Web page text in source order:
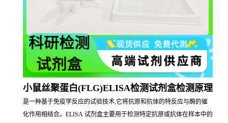
小鼠丝聚蛋白(FLG)ELISA检测试剂盒检测原理
是一种基于免疫学反应的试验技术,它将抗原和抗体的特反应与酶的催
化作用相结合。ELISA 试剂盒主要用于检测特定抗原或抗体在样本中的